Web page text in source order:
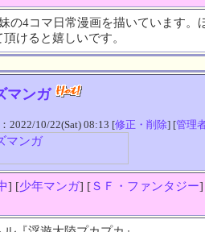
の4コマ日常漫画を描いています
頂けると嬉しいです。
マンガ
2022/10/22(Sat) 08:13 [修正・削除] [管理
] [少年マンガ] [ＳＦ・ファンタジー]